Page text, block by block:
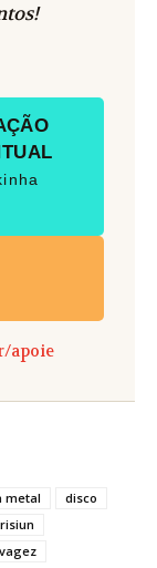
apoie
metal
disco